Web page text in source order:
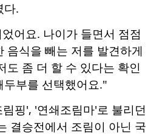
다.
어요. 나이가 들면서 점점
음식을 빼는 저를 발견하게
도 좀 더 할 수 있다는 확인
부를 선택했어요."
핑', '연쇄조림마'로 불리던
결승전에서 조림이 아닌 국